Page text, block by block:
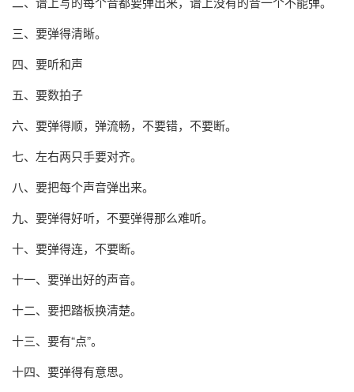
三、要弹得清晰。
四、要听和声
五、要数拍子
六、要弹得顺，弹流畅，不要错，不要断。
七、左右两只手要对齐。
八、要把每个声音弹出来。
九、要弹得好听，不要弹得那么难听。
十、要弹得连，不要断。
十一、要弹出好的声音。
十二、要把踏板换清楚。
十三、要有“点”。
十四、要弹得有意思。